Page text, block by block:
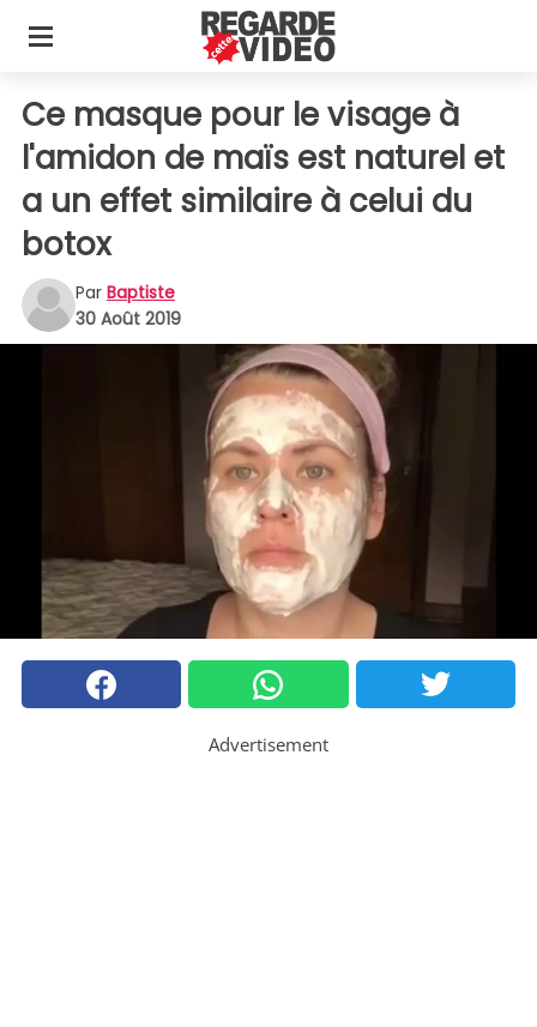
Ce masque pour le visage à
l'amidon de maïs est naturel et
a un effet similaire à celui du
botox
Par Baptiste
30 Août 2019
Advertisement